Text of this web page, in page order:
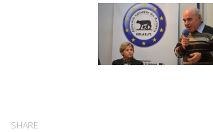
SHARE